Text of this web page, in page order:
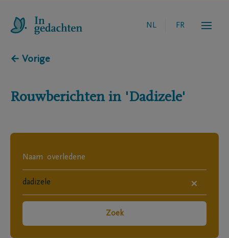
NL FR
← Vorige
Rouwberichten in 'Dadizele'
×
Zoek